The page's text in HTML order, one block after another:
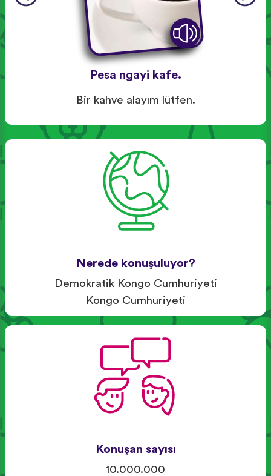
Pesa ngayi kafe.
Bir kahve alayım lütfen.
Nerede konuşuluyor?
Demokratik Kongo Cumhuriyeti
Kongo Cumhuriyeti
Konuşan sayısı
10.000.000